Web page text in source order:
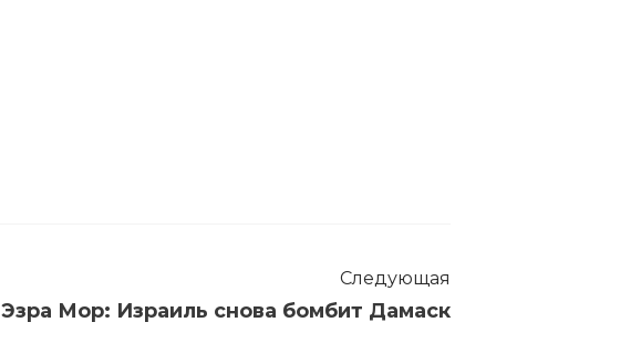
Следующая
Эзра Мор: Израиль снова бомбит Дамаск